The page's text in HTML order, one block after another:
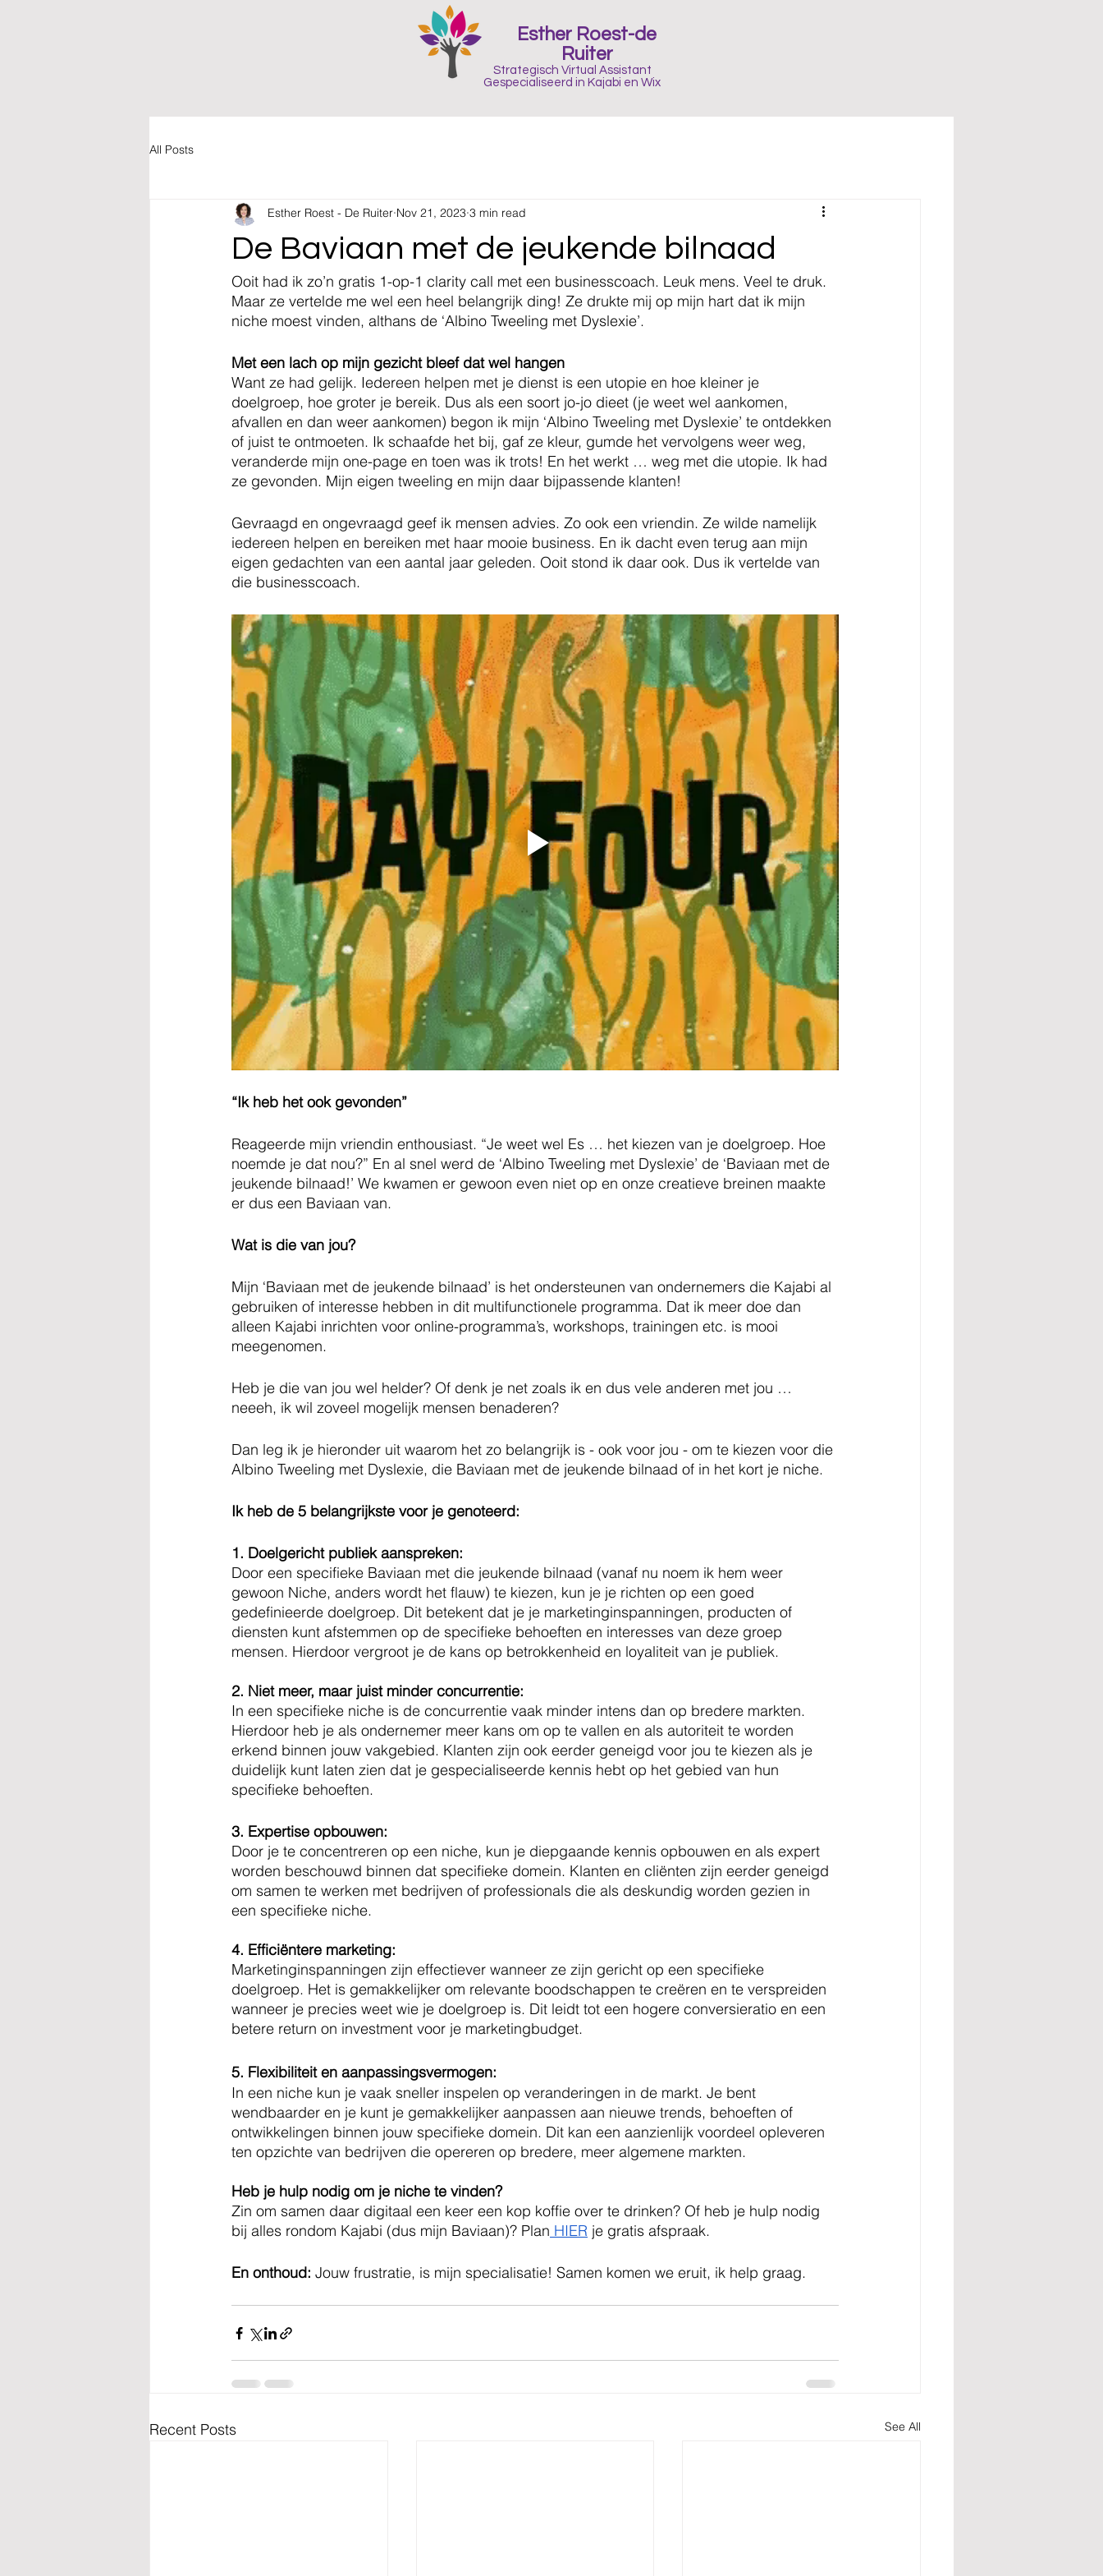
Esther Roest-de
Ruiter
Strategisch Virtual Assistant
Gespecialiseerd in Kajabi en Wix
All Posts
De Baviaan met de jeukende bilnaad
Esther Roest - De Ruiter Nov 21, 2023 3 min read
Ooit had ik zo’n gratis 1-op-1 clarity call met een businesscoach. Leuk mens. Veel te druk.
Maar ze vertelde me wel een heel belangrijk ding! Ze drukte mij op mijn hart dat ik mijn
niche moest vinden, althans de ‘Albino Tweeling met Dyslexie’.
Met een lach op mijn gezicht bleef dat wel hangen
Want ze had gelijk. Iedereen helpen met je dienst is een utopie en hoe kleiner je
doelgroep, hoe groter je bereik. Dus als een soort jo-jo dieet (je weet wel aankomen,
afvallen en dan weer aankomen) begon ik mijn ‘Albino Tweeling met Dyslexie’ te ontdekken
of juist te ontmoeten. Ik schaafde het bij, gaf ze kleur, gumde het vervolgens weer weg,
veranderde mijn one-page en toen was ik trots! En het werkt … weg met die utopie. Ik had
ze gevonden. Mijn eigen tweeling en mijn daar bijpassende klanten!
Gevraagd en ongevraagd geef ik mensen advies. Zo ook een vriendin. Ze wilde namelijk
iedereen helpen en bereiken met haar mooie business. En ik dacht even terug aan mijn
eigen gedachten van een aantal jaar geleden. Ooit stond ik daar ook. Dus ik vertelde van
die businesscoach.
“Ik heb het ook gevonden”
Reageerde mijn vriendin enthousiast. “Je weet wel Es … het kiezen van je doelgroep. Hoe
noemde je dat nou?” En al snel werd de ‘Albino Tweeling met Dyslexie’ de ‘Baviaan met de
jeukende bilnaad!’ We kwamen er gewoon even niet op en onze creatieve breinen maakte
er dus een Baviaan van.
Wat is die van jou?
Mijn ‘Baviaan met de jeukende bilnaad’ is het ondersteunen van ondernemers die Kajabi al
gebruiken of interesse hebben in dit multifunctionele programma. Dat ik meer doe dan
alleen Kajabi inrichten voor online-programma’s, workshops, trainingen etc. is mooi
meegenomen.
Heb je die van jou wel helder? Of denk je net zoals ik en dus vele anderen met jou …
neeeh, ik wil zoveel mogelijk mensen benaderen?
Dan leg ik je hieronder uit waarom het zo belangrijk is - ook voor jou - om te kiezen voor die
Albino Tweeling met Dyslexie, die Baviaan met de jeukende bilnaad of in het kort je niche.
Ik heb de 5 belangrijkste voor je genoteerd:
1. Doelgericht publiek aanspreken:
Door een specifieke Baviaan met die jeukende bilnaad (vanaf nu noem ik hem weer
gewoon Niche, anders wordt het flauw) te kiezen, kun je je richten op een goed
gedefinieerde doelgroep. Dit betekent dat je je marketinginspanningen, producten of
diensten kunt afstemmen op de specifieke behoeften en interesses van deze groep
mensen. Hierdoor vergroot je de kans op betrokkenheid en loyaliteit van je publiek.
2. Niet meer, maar juist minder concurrentie:
In een specifieke niche is de concurrentie vaak minder intens dan op bredere markten.
Hierdoor heb je als ondernemer meer kans om op te vallen en als autoriteit te worden
erkend binnen jouw vakgebied. Klanten zijn ook eerder geneigd voor jou te kiezen als je
duidelijk kunt laten zien dat je gespecialiseerde kennis hebt op het gebied van hun
specifieke behoeften.
3. Expertise opbouwen:
Door je te concentreren op een niche, kun je diepgaande kennis opbouwen en als expert
worden beschouwd binnen dat specifieke domein. Klanten en cliënten zijn eerder geneigd
om samen te werken met bedrijven of professionals die als deskundig worden gezien in
een specifieke niche.
4. Efficiëntere marketing:
Marketinginspanningen zijn effectiever wanneer ze zijn gericht op een specifieke
doelgroep. Het is gemakkelijker om relevante boodschappen te creëren en te verspreiden
wanneer je precies weet wie je doelgroep is. Dit leidt tot een hogere conversieratio en een
betere return on investment voor je marketingbudget.
5. Flexibiliteit en aanpassingsvermogen:
In een niche kun je vaak sneller inspelen op veranderingen in de markt. Je bent
wendbaarder en je kunt je gemakkelijker aanpassen aan nieuwe trends, behoeften of
ontwikkelingen binnen jouw specifieke domein. Dit kan een aanzienlijk voordeel opleveren
ten opzichte van bedrijven die opereren op bredere, meer algemene markten.
Heb je hulp nodig om je niche te vinden?
Zin om samen daar digitaal een keer een kop koffie over te drinken? Of heb je hulp nodig
bij alles rondom Kajabi (dus mijn Baviaan)? Plan HIER je gratis afspraak.
En onthoud: Jouw frustratie, is mijn specialisatie! Samen komen we eruit, ik help graag.
Recent Posts See All